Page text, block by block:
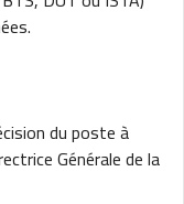
du poste à
Générale de la